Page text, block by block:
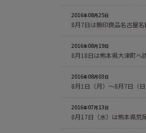
2016年08月25日
8月7日は無印良品名古屋
2016年08月19日
8月18日は熊本県大津町へ
2016年08月03日
8月1日（月）～8月7日（
2016年07月13日
8月17日（水）は熊本県荒